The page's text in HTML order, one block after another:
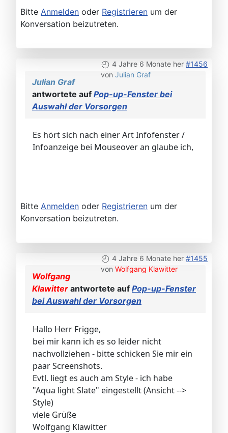
Bitte Anmelden oder Registrieren um der
Konversation beizutreten.
4 Jahre 6 Monate her #1456
von Julian Graf
Julian Graf
antwortete auf Pop-up-Fenster bei
Auswahl der Vorsorgen
Es hört sich nach einer Art Infofenster /
Infoanzeige bei Mouseover an glaube ich,
Bitte Anmelden oder Registrieren um der
Konversation beizutreten.
4 Jahre 6 Monate her #1455
von Wolfgang Klawitter
Wolfgang
Klawitter antwortete auf Pop-up-Fenster
bei Auswahl der Vorsorgen
Hallo Herr Frigge,
bei mir kann ich es so leider nicht
nachvollziehen - bitte schicken Sie mir ein
paar Screenshots.
Evtl. liegt es auch am Style - ich habe
"Aqua light Slate" eingestellt (Ansicht -->
Style)
viele Grüße
Wolfgang Klawitter